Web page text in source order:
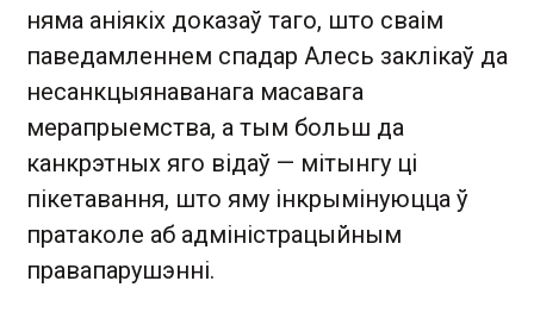
няма аніякіх доказаў таго, што сваім
паведамленнем спадар Алесь заклікаў да
несанкцыянаванага масавага
мерапрыемства, а тым больш да
канкрэтных яго відаў — мітынгу ці
пікетавання, што яму інкрымінуюцца ў
пратаколе аб адміністрацыйным
правапарушэнні.